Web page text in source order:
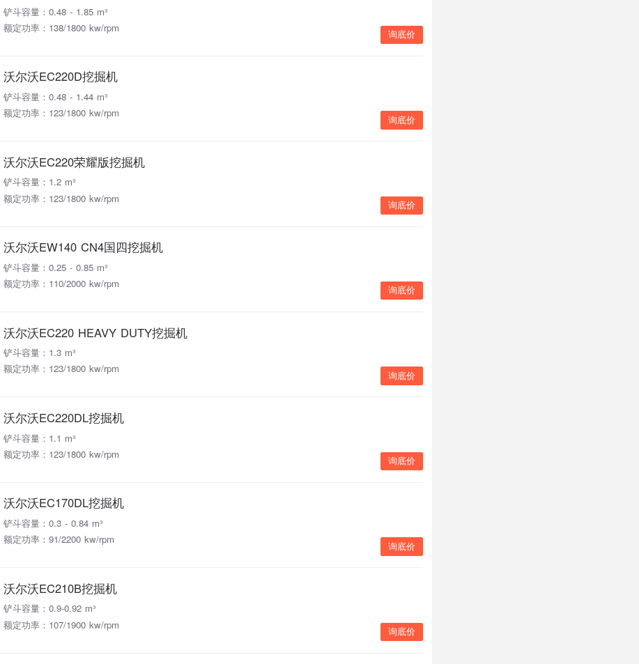
铲斗容量：0.48 - 1.85 m³
额定功率：138/1800 kw/rpm
询底价
沃尔沃EC220D挖掘机
铲斗容量：0.48 - 1.44 m³
额定功率：123/1800 kw/rpm
询底价
沃尔沃EC220荣耀版挖掘机
铲斗容量：1.2 m³
额定功率：123/1800 kw/rpm
询底价
沃尔沃EW140 CN4国四挖掘机
铲斗容量：0.25 - 0.85 m³
额定功率：110/2000 kw/rpm
询底价
沃尔沃EC220 HEAVY DUTY挖掘机
铲斗容量：1.3 m³
额定功率：123/1800 kw/rpm
询底价
沃尔沃EC220DL挖掘机
铲斗容量：1.1 m³
额定功率：123/1800 kw/rpm
询底价
沃尔沃EC170DL挖掘机
铲斗容量：0.3 - 0.84 m³
额定功率：91/2200 kw/rpm
询底价
沃尔沃EC210B挖掘机
铲斗容量：0.9-0.92 m³
额定功率：107/1900 kw/rpm
询底价